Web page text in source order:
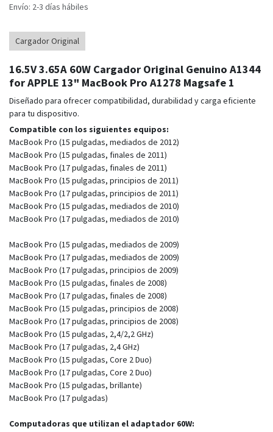
Envío: 2-3 días hábiles
Cargador Original
16.5V 3.65A 60W Cargador Original Genuino A1344
for APPLE 13" MacBook Pro A1278 Magsafe 1
Diseñado para ofrecer compatibilidad, durabilidad y carga eficiente
para tu dispositivo.
Compatible con los siguientes equipos:
MacBook Pro (15 pulgadas, mediados de 2012)
MacBook Pro (15 pulgadas, finales de 2011)
MacBook Pro (17 pulgadas, finales de 2011)
MacBook Pro (15 pulgadas, principios de 2011)
MacBook Pro (17 pulgadas, principios de 2011)
MacBook Pro (15 pulgadas, mediados de 2010)
MacBook Pro (17 pulgadas, mediados de 2010)
MacBook Pro (15 pulgadas, mediados de 2009)
MacBook Pro (17 pulgadas, mediados de 2009)
MacBook Pro (17 pulgadas, principios de 2009)
MacBook Pro (15 pulgadas, finales de 2008)
MacBook Pro (17 pulgadas, finales de 2008)
MacBook Pro (15 pulgadas, principios de 2008)
MacBook Pro (17 pulgadas, principios de 2008)
MacBook Pro (15 pulgadas, 2,4/2,2 GHz)
MacBook Pro (17 pulgadas, 2,4 GHz)
MacBook Pro (15 pulgadas, Core 2 Duo)
MacBook Pro (17 pulgadas, Core 2 Duo)
MacBook Pro (15 pulgadas, brillante)
MacBook Pro (17 pulgadas)
Computadoras que utilizan el adaptador 60W: